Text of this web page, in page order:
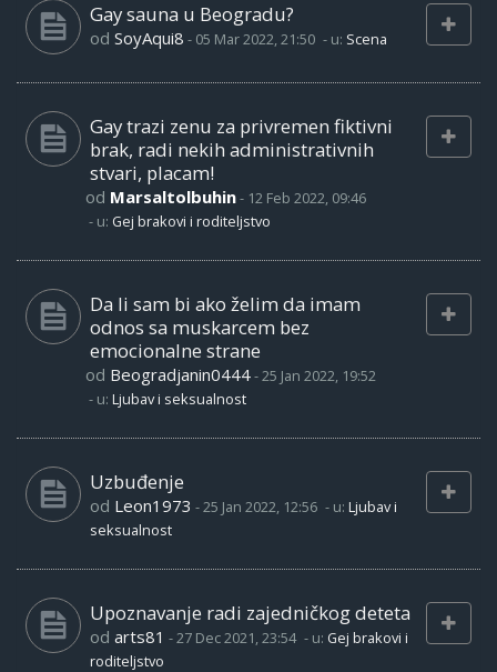
Gay sauna u Beogradu?
od SoyAqui8 - 05 Mar 2022, 21:50 - u: Scena
Gay trazi zenu za privremen fiktivni
brak, radi nekih administrativnih
stvari, placam!
od Marsaltolbuhin- 12 Feb 2022, 09:46
- u: Gej brakovi i roditeljstvo
Da li sam bi ako želim da imam
odnos sa muskarcem bez
emocionalne strane
od Beogradjanin0444-25 Jan 2022, 19:52
- u: Ljubav i seksualnost
Uzbuđenje
od Leon1973 -25 Jan 2022, 12:56 - u: Ljubav i
seksualnost
Upoznavanje radi zajedničkog deteta
od arts81 -27 Dec 2021, 23:54 - u: Gej brakovi i
roditeljstvo